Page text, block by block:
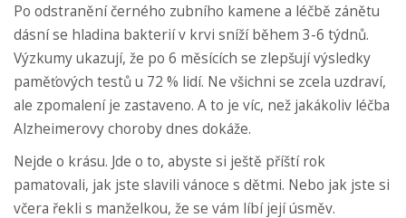
Po odstranění černého zubního kamene a léčbě zánětu
dásní se hladina bakterií v krvi sníží během 3-6 týdnů.
Výzkumy ukazují, že po 6 měsících se zlepšují výsledky
paměťových testů u 72 % lidí. Ne všichni se zcela uzdraví,
ale zpomalení je zastaveno. A to je víc, než jakákoliv léčba
Alzheimerovy choroby dnes dokáže.
Nejde o krásu. Jde o to, abyste si ještě příští rok
pamatovali, jak jste slavili vánoce s dětmi. Nebo jak jste si
včera řekli s manželkou, že se vám líbí její úsměv.